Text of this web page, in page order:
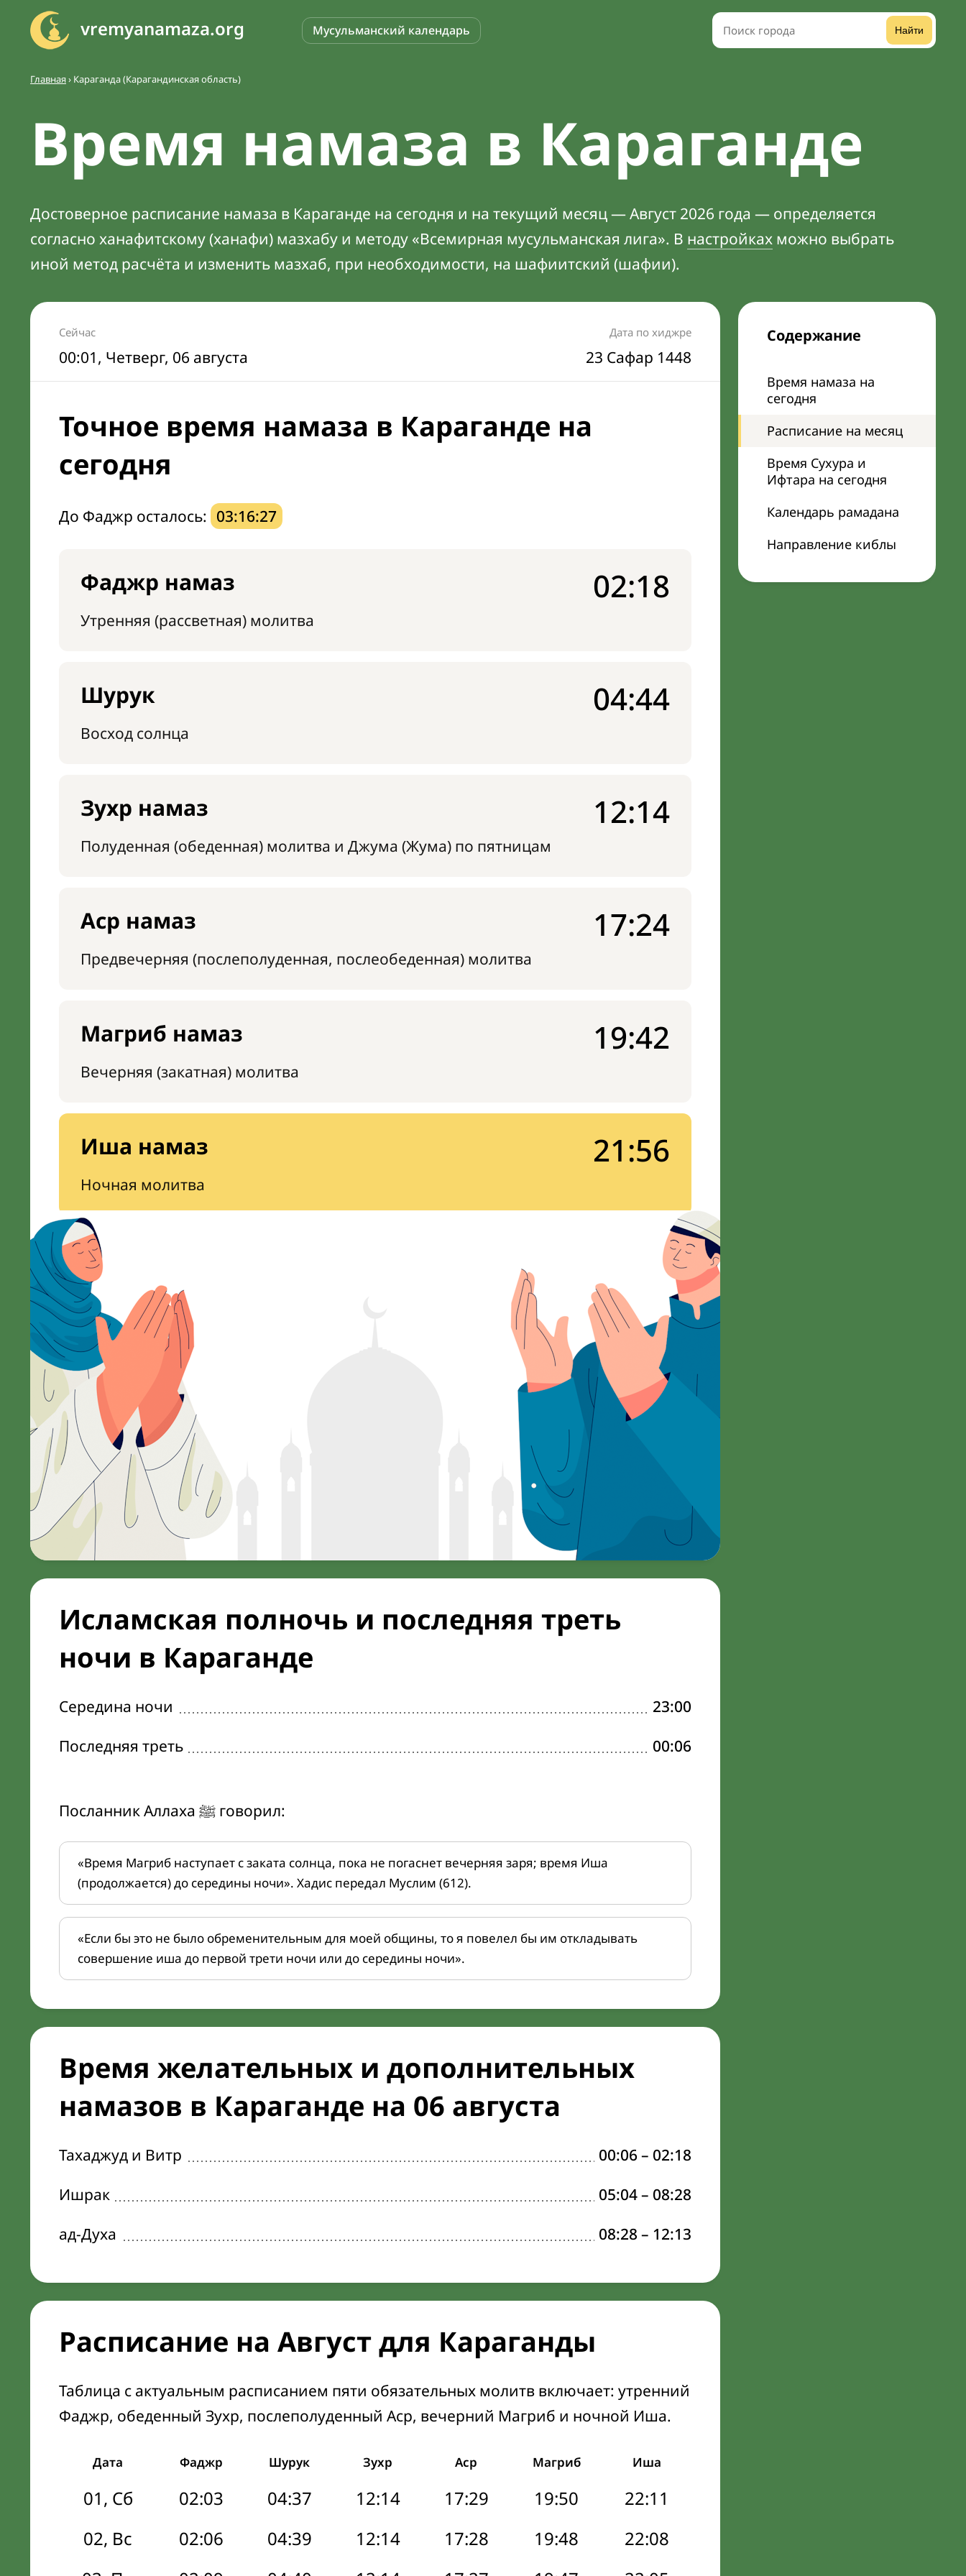
vremyanamaza.org Мусульманский календарь Найти
Главная› Караганда (Карагандинская область)
Время намаза в Караганде
Достоверное расписание намаза в Караганде на сегодня и на текущий месяц — Август 2026 года — определяется
согласно ханафитскому (ханафи) мазхабу и методу «Всемирная мусульманская лига». В настройках можно выбрать
иной метод расчёта и изменить мазхаб, при необходимости, на шафиитский (шафии).
Содержание
Время намаза на
сегодня
Расписание на месяц
Время Сухура и
Ифтара на сегодня
Календарь рамадана
Направление киблы
Сейчас
00:01, Четверг, 06 августа
Дата по хиджре
23 Сафар 1448
Точное время намаза в Караганде на
сегодня
До Фаджр осталось: 03:16:26
Фаджр намаз
Утренняя (рассветная) молитва
02:18
Шурук
Восход солнца
04:44
Зухр намаз
Полуденная (обеденная) молитва и Джума (Жума) по пятницам
12:14
Аср намаз
Предвечерняя (послеполуденная, послеобеденная) молитва
17:24
Магриб намаз
Вечерняя (закатная) молитва
19:42
Иша намаз
Ночная молитва
21:56
Исламская полночь и последняя треть
ночи в Караганде
Середина ночи
23:00
Последняя треть
00:06
Посланник Аллаха ﷺ говорил:
«Время Магриб наступает с заката солнца, пока не погаснет вечерняя заря; время Иша
(продолжается) до середины ночи». Хадис передал Муслим (612).
«Если бы это не было обременительным для моей общины, то я повелел бы им откладывать
совершение иша до первой трети ночи или до середины ночи».
Время желательных и дополнительных
намазов в Караганде на 06 августа
Тахаджуд и Витр 00:06 – 02:18
Ишрак
05:04– 08:28
ад-Духа
08:28 – 12:13
Расписание на Август для Караганды
Таблица с актуальным расписанием пяти обязательных молитв включает: утренний
Фаджр, обеденный Зухр, послеполуденный Аср, вечерний Магриб и ночной Иша.
Дата Фаджр Шурук Зухр Аср Магриб Иша
01, Сб 02:03 04:37 12:14 17:29 19:50
22:11
02, Вс
02:06 04:39 12:14 17:28 19:48
22:08